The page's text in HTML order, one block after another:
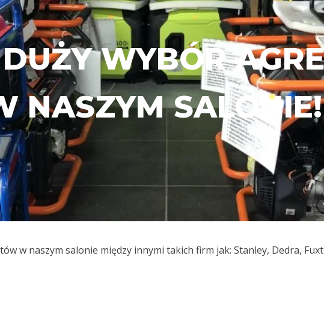
WYBÓR
NASZYM SALONIE!
w naszym salonie między innymi takich firm jak: Stanley, Dedra,